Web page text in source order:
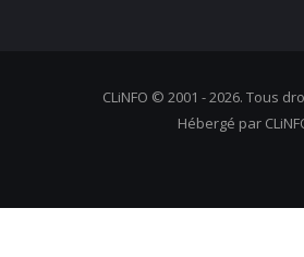
CLiNFO © 2001 - 2026. Tous
Hébergé par